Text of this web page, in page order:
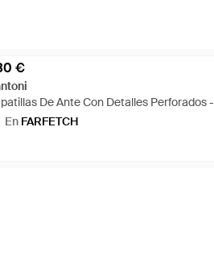
€
De Ante Con Detalles Perforados -
En FARFETCH